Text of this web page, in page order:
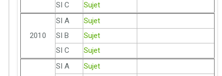
SI C
Sujet
2010
SI A
Sujet
SI B
Sujet
SI C
Sujet
SI A
Sujet